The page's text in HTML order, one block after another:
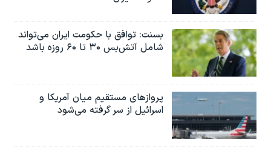
بسنت: توافق با حکومت ایران می‌تواند
شامل آتش‌بس ۳۰ تا ۶۰ روزه باشد
پروازهای مستقیم میان آمریکا و
اسرائیل از سر گرفته می‌شود